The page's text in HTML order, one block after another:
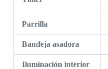
Parrilla
Bandeja asadora
Iluminación interior